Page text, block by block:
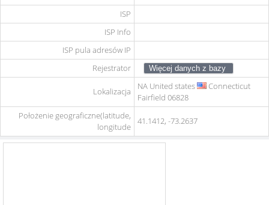
ISP
ISP Info
ISP pula adresów IP
Rejestrator
Lokalizacja NA United states
Connecticut
Fairfield 06828
Położenie geograficzne(latitude,
longitude
41.1412, -73.2637